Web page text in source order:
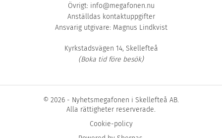
Övrigt: info@megafonen.nu
Anställdas kontaktuppgifter
Ansvarig utgivare: Magnus Lindkvist
Kyrkstadsvägen 14, Skellefteå
(Boka tid före besök)
© 2026 - Nyhetsmegafonen i Skellefteå AB.
Alla rättigheter reserverade.
Cookie-policy